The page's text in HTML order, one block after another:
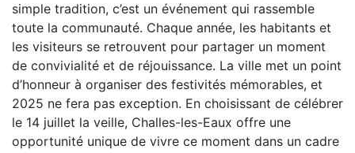
simple tradition, c’est un événement qui rassemble
toute la communauté. Chaque année, les habitants et
les visiteurs se retrouvent pour partager un moment
de convivialité et de réjouissance. La ville met un point
d’honneur à organiser des festivités mémorables, et
2025 ne fera pas exception. En choisissant de célébrer
le 14 juillet la veille, Challes-les-Eaux offre une
opportunité unique de vivre ce moment dans un cadre